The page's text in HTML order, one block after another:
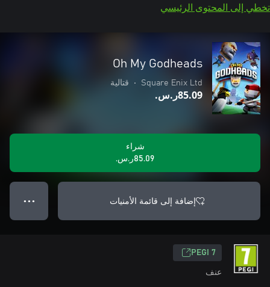
تخطي إلى المحتوى الرئيسي
Oh My Godheads
Square Enix Ltd
• قتالية
‪ر.س.‏‎85.09‬
شراء
‪ر.س.‏‎85.09‬
إضافة إلى قائمة الأمنيات ● ● ●
PEGI 7
عنف